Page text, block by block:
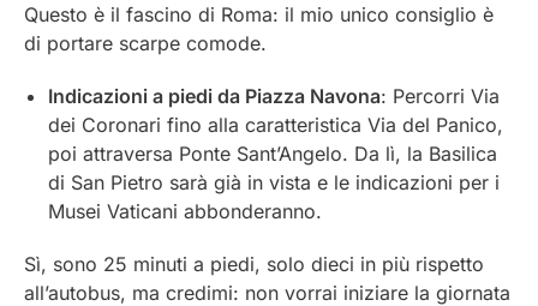
Questo è il fascino di Roma: il mio unico consiglio è
di portare scarpe comode.
Indicazioni a piedi da Piazza Navona: Percorri Via
dei Coronari fino alla caratteristica Via del Panico,
poi attraversa Ponte Sant’Angelo. Da lì, la Basilica
di San Pietro sarà già in vista e le indicazioni per i
Musei Vaticani abbonderanno.
Sì, sono 25 minuti a piedi, solo dieci in più rispetto
all’autobus, ma credimi: non vorrai iniziare la giornata